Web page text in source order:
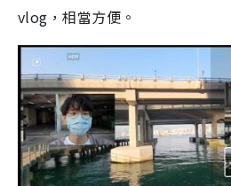
vlog，相當方便。